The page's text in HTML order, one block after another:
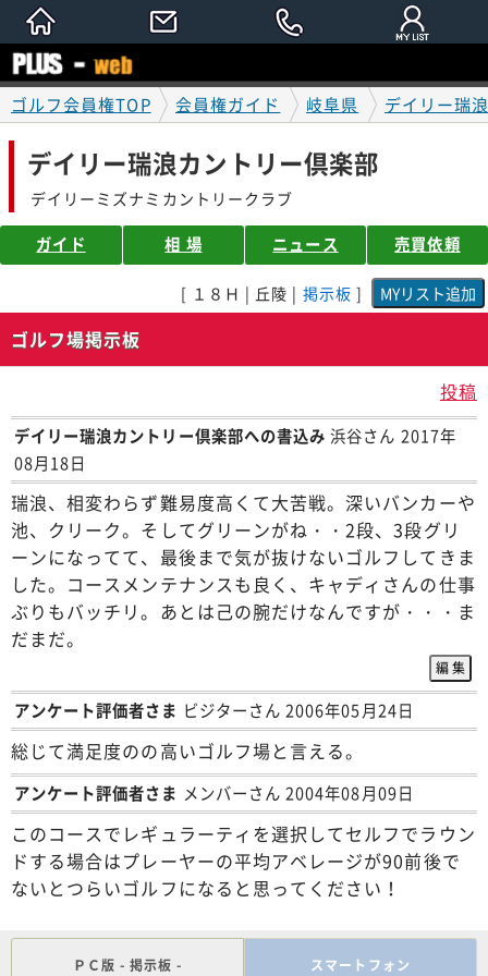
ゴルフ会員権TOP 会員権ガイド 岐阜県 デイリー瑞
デイリー瑞浪カントリー倶楽部
デイリーミズナミカントリークラブ
ガイド 相 場 ニュース 売買依頼
[ １８Ｈ | 丘陵 | 掲示板 ]
ゴルフ場掲示板
投稿
デイリー瑞浪カントリー倶楽部への書込み浜谷さん 2017年
08月18日
瑞浪、相変わらず難易度高くて大苦戦。深いバンカーや
池、クリーク。そしてグリーンがね・・2段、3段グリ
ーンになってて、最後まで気が抜けないゴルフしてきま
した。コースメンテナンスも良く、キャディさんの仕事
ぶりもバッチリ。あとは己の腕だけなんですが・・・ま
だまだ。
アンケート評価者さま ビジターさん 2006年05月24日
総じて満足度のの高いゴルフ場と言える。
アンケート評価者さま メンバーさん 2004年08月09日
このコースでレギュラーティを選択してセルフでラウン
ドする場合はプレーヤーの平均アベレージが90前後で
ないとつらいゴルフになると思ってください！
ＰＣ版 - 掲示板 - スマートフォン